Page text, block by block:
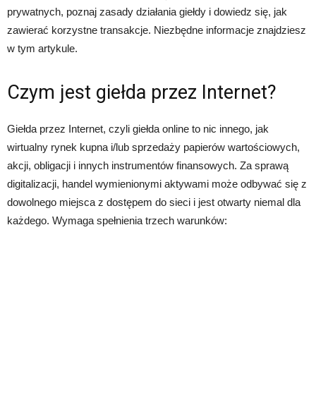
prywatnych, poznaj zasady działania giełdy i dowiedz się, jak
zawierać korzystne transakcje. Niezbędne informacje znajdziesz
w tym artykule.
Czym jest giełda przez Internet?
Giełda przez Internet, czyli giełda online to nic innego, jak
wirtualny rynek kupna i/lub sprzedaży papierów wartościowych,
akcji, obligacji i innych instrumentów finansowych. Za sprawą
digitalizacji, handel wymienionymi aktywami może odbywać się z
dowolnego miejsca z dostępem do sieci i jest otwarty niemal dla
każdego. Wymaga spełnienia trzech warunków: